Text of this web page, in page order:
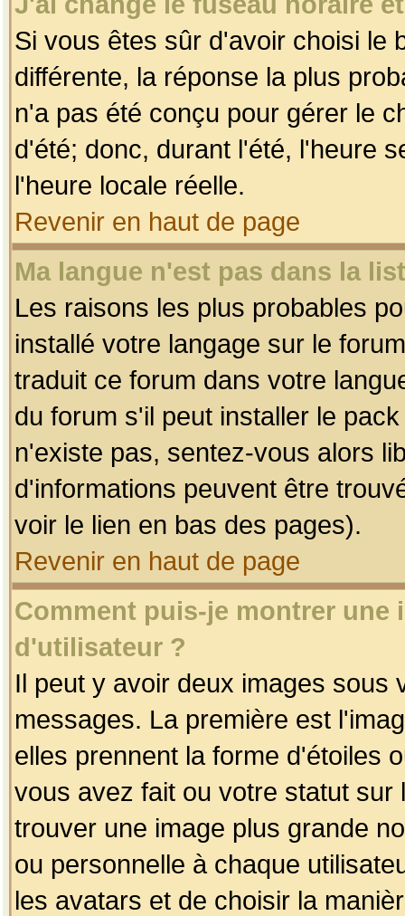
Si vous êtes sûr d'avoir choisi le
différente, la réponse la plus
n'a pas été conçu pour gérer le
d'été; donc, durant l'été, l'heure
l'heure locale réelle.
Revenir en haut de page
Ma langue n'est pas dans la
Les raisons les plus probables
installé votre langage sur le
traduit ce forum dans votre
du forum s'il peut installer le
n'existe pas, sentez-vous alors
d'informations peuvent être
voir le lien en bas des pages).
Revenir en haut de page
Comment puis-je montrer une
d'utilisateur ?
Il peut y avoir deux images sous
messages. La première est
elles prennent la forme d'étoiles
vous avez fait ou votre statut
trouver une image plus grande
ou personnelle à chaque
les avatars et de choisir la